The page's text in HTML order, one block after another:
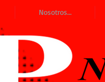
Nosotros...